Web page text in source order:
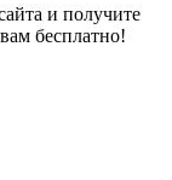
и получите
бесплатно!